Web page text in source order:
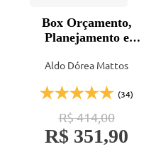
Box Orçamento,
Planejamento e
mentoria de Aldo
Dórea Mattos
Aldo Dórea Mattos
(34)
R$ 414,00
R$ 351,90